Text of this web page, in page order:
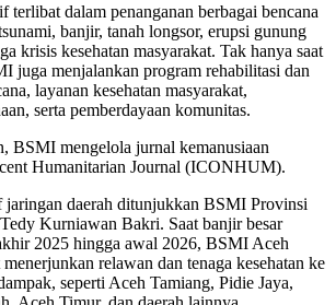
terlibat dalam penanganan berbagai bencana
banjir, tanah longsor, erupsi gunung
krisis kesehatan masyarakat. Tak hanya saat
juga menjalankan program rehabilitasi dan
layanan kesehatan masyarakat,
serta pemberdayaan komunitas.
BSMI mengelola jurnal kemanusiaan
Humanitarian Journal (ICONHUM).
jaringan daerah ditunjukkan BSMI Provinsi
Kurniawan Bakri. Saat banjir besar
2025 hingga awal 2026, BSMI Aceh
relawan dan tenaga kesehatan ke
seperti Aceh Tamiang, Pidie Jaya,